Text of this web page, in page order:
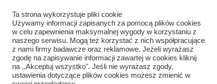
KONTAKT
redakcja@portalkujawski.pl
Redakcja
Ta strona wykorzystuje pliki cookie
Używamy informacji zapisanych za pomocą plików cookies
w celu zapewnienia maksymalnej wygody w korzystaniu z
naszego serwisu. Mogą też korzystać z nich współpracujące
z nami firmy badawcze oraz reklamowe. Jeżeli wyrażasz
zgodę na zapisywanie informacji zawartej w cookies kliknij
na ,,Akceptuj wszystko". Jeśli nie wyrażasz zgody,
ustawienia dotyczące plików cookies możesz zmienić w